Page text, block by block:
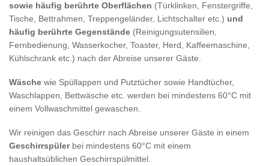
sowie häufig berührte Oberflächen (Türklinken, Fenstergriffe,
Tische, Bettrahmen, Treppengeländer, Lichtschalter etc.) und
häufig berührte Gegenstände (Reinigungsutensilien,
Fernbedienung, Wasserkocher, Toaster, Herd, Kaffeemaschine,
Kühlschrank etc.) nach der Abreise unserer Gäste.
Wäsche wie Spüllappen und Putztücher sowie Handtücher,
Waschlappen, Bettwäsche etc. werden bei mindestens 60°C mit
einem Vollwaschmittel gewaschen.
Wir reinigen das Geschirr nach Abreise unserer Gäste in einem
Geschirrspülerbei mindestens 60°C mit einem
haushaltsüblichen Geschirrspülmittel.